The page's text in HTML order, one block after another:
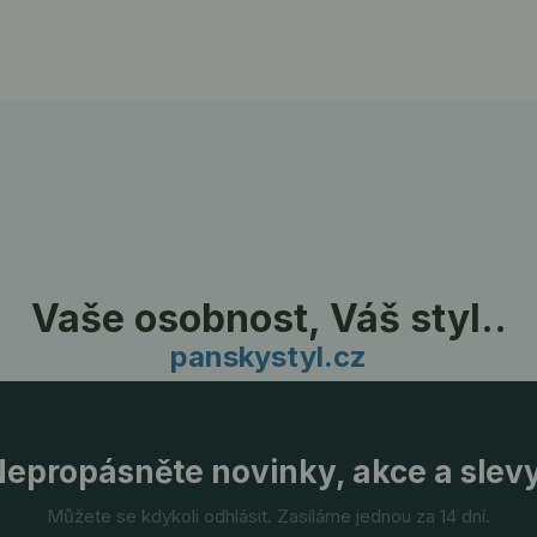
Vaše osobnost, Váš styl..
panskystyl.cz
novinky, akce a
Můžete se kdykoli odhlásit. Zasíláme jednou za 14 dní.